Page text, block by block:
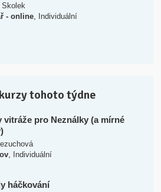
Skolek
- online, Individuální
tohoto týdne
vitráže pro Neználky (a mírné
, Individuální
háčkování